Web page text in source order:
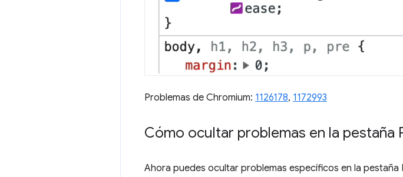
Problemas de Chromium: 1126178, 1172993
Cómo ocultar problemas en la pestaña
Ahora puedes ocultar problemas específicos en la